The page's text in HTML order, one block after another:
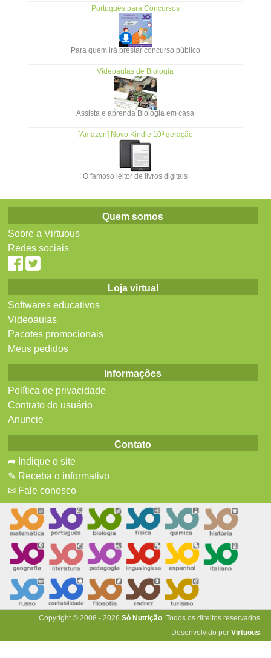
Português para Concursos
Para quem irá prestar concurso público
Videoaulas de Biologia
Assista e aprenda Biologia em casa
[Amazon] Novo Kindle 10ª geração
O famoso leitor de livros digitais
Quem somos
Sobre a Virtuous
Redes sociais
Loja virtual
Softwares educativos
Videoaulas
Pacotes promocionais
Meus pedidos
Informações
Política de privacidade
Contrato do usuário
Anuncie
Contato
➦ Indique o site
✎ Receba o informativo
✉ Fale conosco
Copyright © 2008 - 2026 Só Nutrição. Todos os direitos reservados.
Desenvolvido por Virtuous.